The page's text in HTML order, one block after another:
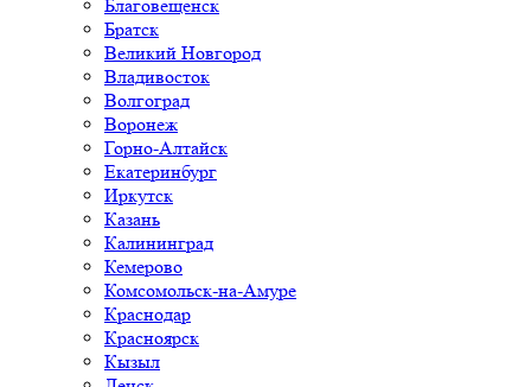
Благовещенск
Братск
Великий Новгород
Владивосток
Волгоград
Воронеж
Горно-Алтайск
Екатеринбург
Иркутск
Казань
Калининград
Кемерово
Комсомольск-на-Амуре
Краснодар
Красноярск
Кызыл